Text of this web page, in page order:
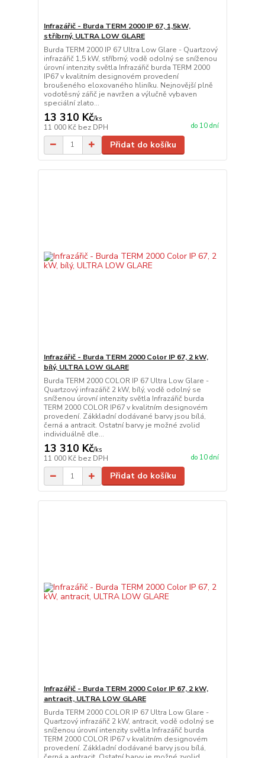
Infrazářič - Burda TERM 2000 IP 67, 1,5kW,
stříbrný, ULTRA LOW GLARE
Burda TERM 2000 IP 67 Ultra Low Glare - Quartzový
infrazářič 1,5 kW, stříbrný, vodě odolný se sníženou
úrovní intenzity světla Infrazářič burda TERM 2000
IP67 v kvalitním designovém provedení
broušeného eloxovaného hliníku. Nejnovější plně
vodotěsný zářič je navržen a výlučně vybaven
speciální zlato...
13 310 Kč/ks
11 000 Kč bez DPH do 10 dní
Přidat do košíku
Infrazářič - Burda TERM 2000 Color IP 67, 2 kW,
bílý, ULTRA LOW GLARE
Burda TERM 2000 COLOR IP 67 Ultra Low Glare -
Quartzový infrazářič 2 kW, bílý, vodě odolný se
sníženou úrovní intenzity světla Infrazářič burda
TERM 2000 COLOR IP67 v kvalitním designovém
provedení. Zákkladní dodávané barvy jsou bílá,
černá a antracit. Ostatní barvy je možné zvolid
individuálně dle...
13 310 Kč/ks
11 000 Kč bez DPH do 10 dní
Přidat do košíku
Infrazářič - Burda TERM 2000 Color IP 67, 2 kW,
antracit, ULTRA LOW GLARE
Burda TERM 2000 COLOR IP 67 Ultra Low Glare -
Quartzový infrazářič 2 kW, antracit, vodě odolný se
sníženou úrovní intenzity světla Infrazářič burda
TERM 2000 COLOR IP67 v kvalitním designovém
provedení. Zákkladní dodávané barvy jsou bílá,